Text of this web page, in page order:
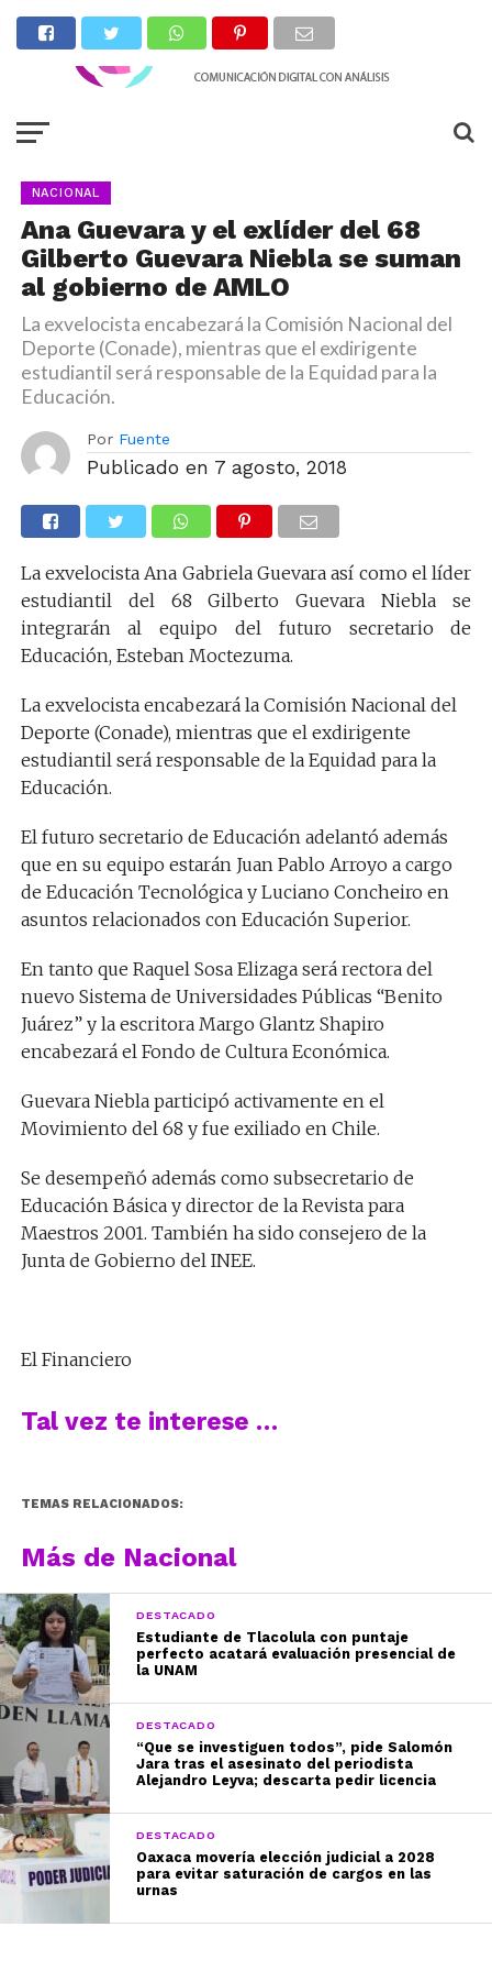
NACIONAL
Ana Guevara y el exlíder del 68
Gilberto Guevara Niebla se suman
al gobierno de AMLO
La exvelocista encabezará la Comisión Nacional del
Deporte (Conade), mientras que el exdirigente
estudiantil será responsable de la Equidad para la
Educación.
Por Fuente
Publicado en 7 agosto, 2018
La exvelocista Ana Gabriela Guevara así como el líder
estudiantil del 68 Gilberto Guevara Niebla se
integrarán al equipo del futuro secretario de
Educación, Esteban Moctezuma.
La exvelocista encabezará la Comisión Nacional del
Deporte (Conade), mientras que el exdirigente
estudiantil será responsable de la Equidad para la
Educación.
El futuro secretario de Educación adelantó además
que en su equipo estarán Juan Pablo Arroyo a cargo
de Educación Tecnológica y Luciano Concheiro en
asuntos relacionados con Educación Superior.
En tanto que Raquel Sosa Elizaga será rectora del
nuevo Sistema de Universidades Públicas “Benito
Juárez” y la escritora Margo Glantz Shapiro
encabezará el Fondo de Cultura Económica.
Guevara Niebla participó activamente en el
Movimiento del 68 y fue exiliado en Chile.
Se desempeñó además como subsecretario de
Educación Básica y director de la Revista para
Maestros 2001. También ha sido consejero de la
Junta de Gobierno del INEE.
El Financiero
Tal vez te interese …
TEMAS RELACIONADOS:
Más de Nacional
DESTACADO
Estudiante de Tlacolula con puntaje
perfecto acatará evaluación presencial de
la UNAM
DESTACADO
“Que se investiguen todos”, pide Salomón
Jara tras el asesinato del periodista
Alejandro Leyva; descarta pedir licencia
DESTACADO
Oaxaca movería elección judicial a 2028
para evitar saturación de cargos en las
urnas